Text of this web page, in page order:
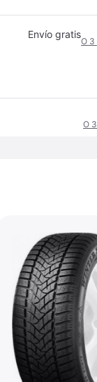
Envío gratis
O 3
O